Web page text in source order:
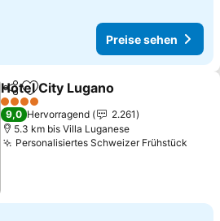
Preise sehen
TeilenZu Favoriten hinzufügen
Hotel City Lugano
4 Sterne
9,0 Hervorragend
2.261
5.3 km bis Villa Luganese
Personalisiertes Schweizer Frühstück